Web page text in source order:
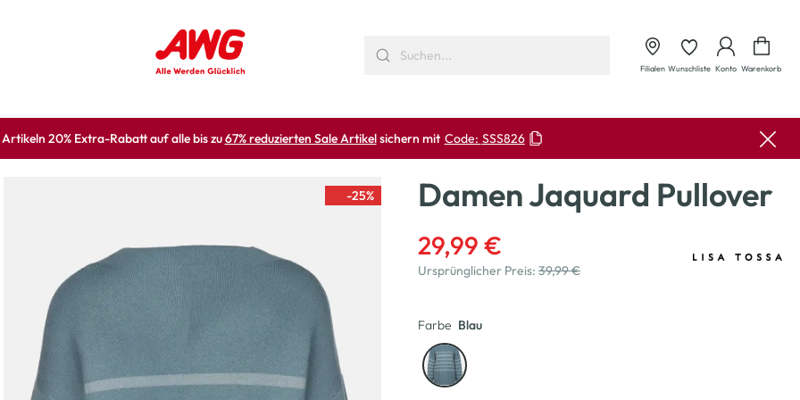
Filialen Wunschliste Konto Warenkorb
20% Extra-Rabatt auf alle bis zu67% reduzierten Sale Artikelsichern mit Code: SSS826
-25% Damen Jaquard Pullover
29,99 €
Ursprünglicher Preis: 39,99 €
Farbe Blau